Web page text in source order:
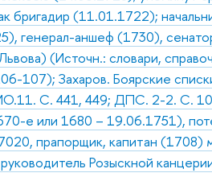
бригадир (11.01.1722);
генерал-аншеф (1730),
(Источн.: словари,
107); Захаров. Боярские
С. 441, 449; ДПС. 2-2. С.
е или 1680 – 19.06.1751),
прапорщик, капитан (1708)
Розыскной